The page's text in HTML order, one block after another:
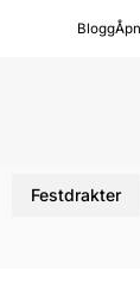
Blogg
Festdrakter